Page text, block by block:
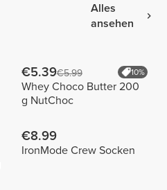
Alles
ansehen
€5.39€5.99 10%
Whey Choco Butter 200
g NutChoc
€8.99
IronMode Crew Socken